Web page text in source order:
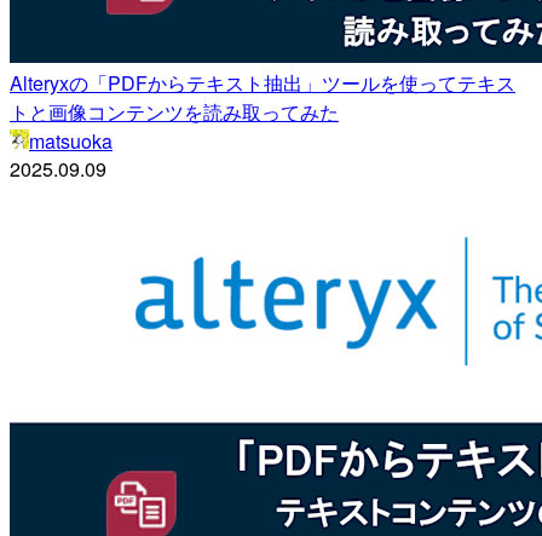
Alteryxの「PDFからテキスト抽出」ツールを使ってテキス
トと画像コンテンツを読み取ってみた
matsuoka
2025.09.09